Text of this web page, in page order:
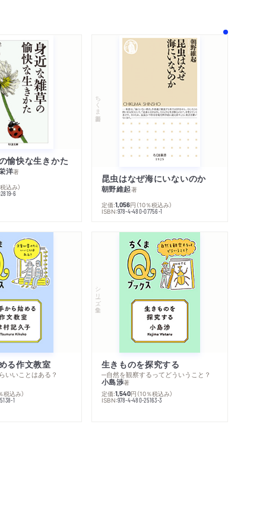
愉快な生きかた
洋著
込み）
6
ちくま新書
昆虫はなぜ海にいないのか
朝野維起著
定価:1,056円 （10％税込み）
ISBN:978-4-480-07756-1
る作文教室
いいことはある？
税込み）
1
シリーズ・全集
生きものを探究する
─自然を観察するってどういうこと？
小島渉著
定価:1,540円 （10％税込み）
ISBN:978-4-480-25163-3